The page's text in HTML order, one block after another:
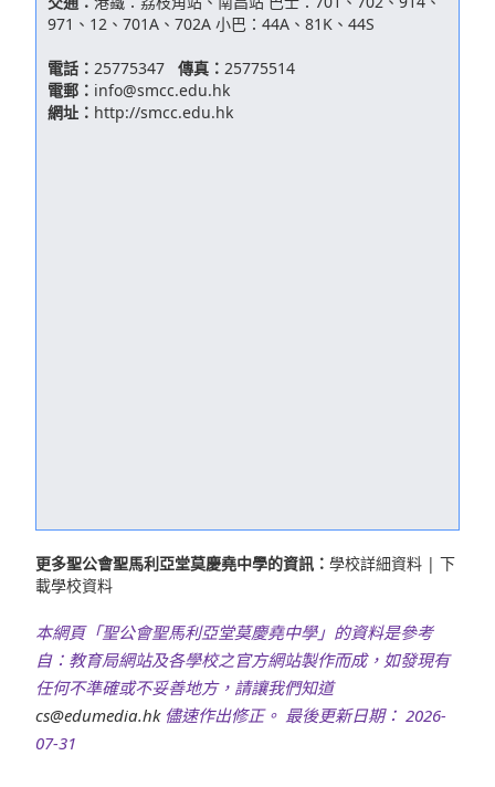
971、12、701A、702A 小巴：44A、81K、44S
電話： 25775347 傳真： 25775514
電郵： info@smcc.edu.hk
網址： http://smcc.edu.hk
更多聖公會聖馬利亞堂莫慶堯中學的資訊： 學校詳細資料 | 下
載學校資料
本網頁「聖公會聖馬利亞堂莫慶堯中學」的資料是參考
自：教育局網站及各學校之官方網站製作而成，如發現有
任何不準確或不妥善地方，請讓我們知道
cs@edumedia.hk儘速作出修正。 最後更新日期： 2026-
07-31